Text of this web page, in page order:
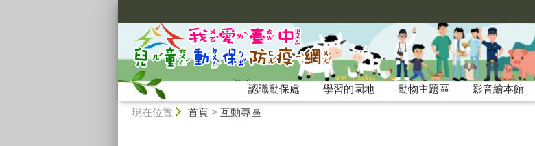
認識動保處 學習的園地 動物主題區 影音繪本館
現在位置 首頁> 互動專區